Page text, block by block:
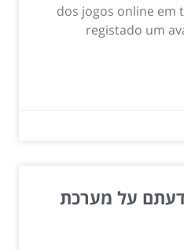
dos jogos online
registado um
על מערכת